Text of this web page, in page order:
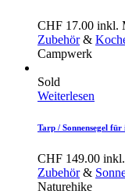
CHF 17.00 inkl.
Zubehör&
Campwerk
Sold
Weiterlesen
Tarp / Sonnensegel
CHF 149.00
Zubehör&
Naturehike